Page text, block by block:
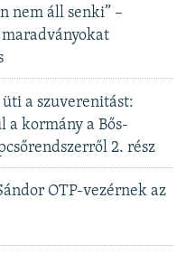
nem áll senki” –
a szuverenitást:
a kormány a Bős-
2. rész
OTP-vezérnek az